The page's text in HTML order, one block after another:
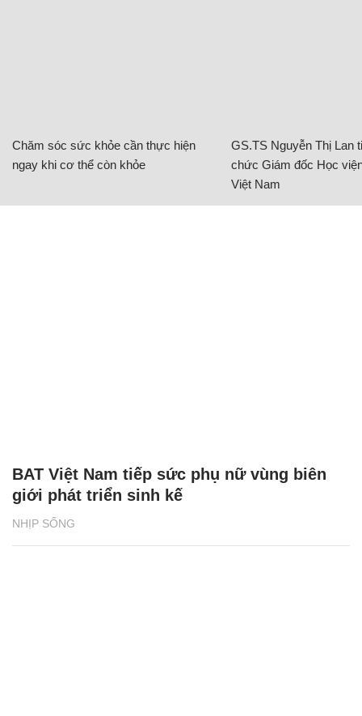
Chăm sóc sức khỏe cần thực hiện
ngay khi cơ thể còn khỏe
GS.TS Nguyễn Thị Lan
chức Giám đốc Học
Việt Nam
NHỊP SỐNG
BAT Việt Nam tiếp sức phụ nữ vùng biên
giới phát triển sinh kế